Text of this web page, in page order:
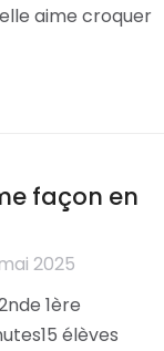
aime croquer
façon en
2025
1ère
élèves